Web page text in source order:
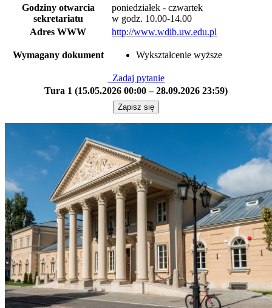
Godziny otwarcia
sekretariatu
poniedziałek - czwartek
w godz. 10.00-14.00
Adres WWW
http://www.wdib.uw.edu.pl
Wymagany dokument Wykształcenie wyższe
Zadaj pytanie
Tura 1 (15.05.2026 00:00 – 28.09.2026 23:59)
Zapisz się